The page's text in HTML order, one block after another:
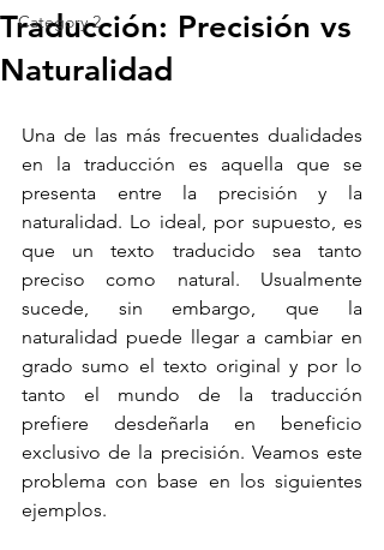
Category 2
Traducción: Precisión vs
Naturalidad
Una de las más frecuentes dualidades
en la traducción es aquella que se
presenta entre la precisión y la
naturalidad. Lo ideal, por supuesto, es
que un texto traducido sea tanto
preciso como natural. Usualmente
sucede, sin embargo, que la
naturalidad puede llegar a cambiar en
grado sumo el texto original y por lo
tanto el mundo de la traducción
prefiere desdeñarla en beneficio
exclusivo de la precisión. Veamos este
problema con base en los siguientes
ejemplos.